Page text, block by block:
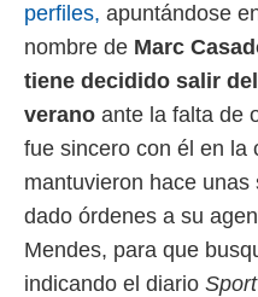
traten tus
en
interés
Para
su
datos
en
en
perfiles, apuntándose
nombre de Marc
tiene decidido salir
verano ante la falta de
fue sincero con él en la
mantuvieron hace
dado órdenes a su
Mendes, para que
indicando el diario Sport